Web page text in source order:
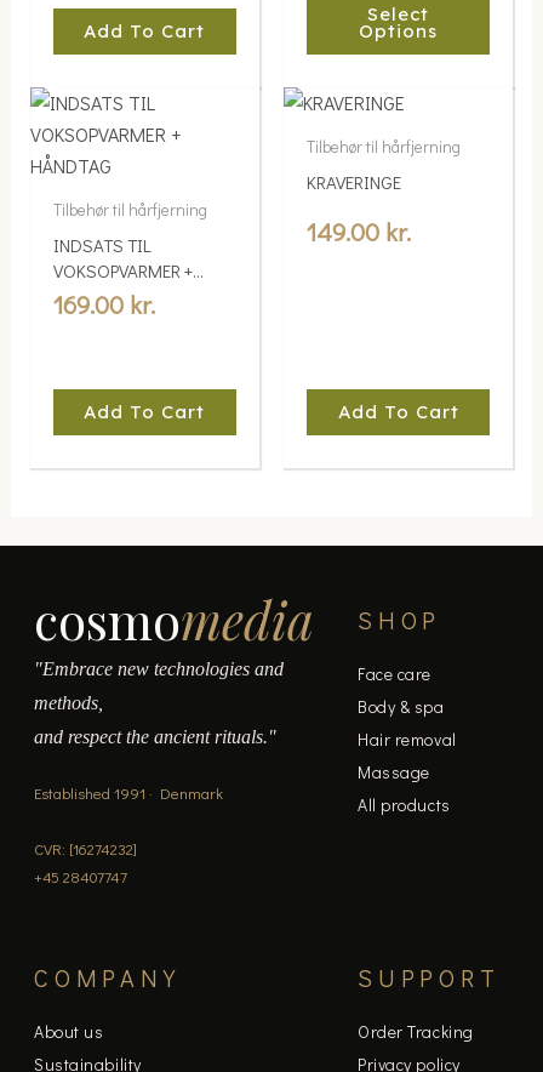
Add To Cart
Select
Options
product
page
Tilbehør til hårfjerning
INDSATS TIL
VOKSOPVARMER +
HÅNDTAG
169.00 kr.
Add To Cart
Tilbehør til hårfjerning
KRAVERINGE
149.00 kr.
Add To Cart
cosmomedia
"Embrace new technologies and
methods,
and respect the ancient rituals."
Established 1991 · Denmark
CVR: [16274232]
+45 28407747
SHOP
Face care
Body & spa
Hair removal
Massage
All products
COMPANY
About us
Sustainability
SUPPORT
Order Tracking
Privacy policy